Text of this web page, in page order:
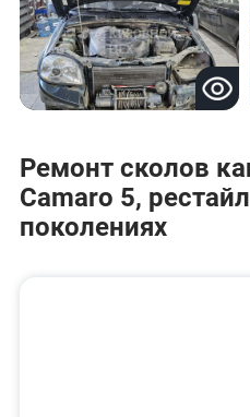
Ремонт сколов
Camaro 5,
поколениях